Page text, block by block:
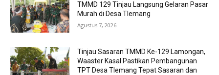
TMMD 129 Tinjau Langsung Gelaran Pasar
Murah di Desa Tlemang
Agustus 7, 2026
Tinjau Sasaran TMMD Ke-129 Lamongan,
Waaster Kasal Pastikan Pembangunan
TPT Desa Tlemang Tepat Sasaran dan